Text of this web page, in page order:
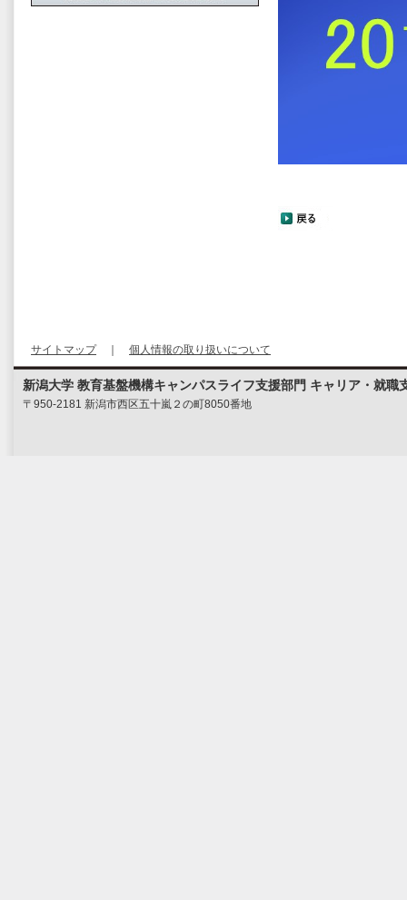
サイトマップ｜ 個人情報の取り扱いについて
新潟大学 教育基盤機構キャンパスライフ支援部門 キャリア・就職
〒950-2181 新潟市西区五十嵐２の町8050番地